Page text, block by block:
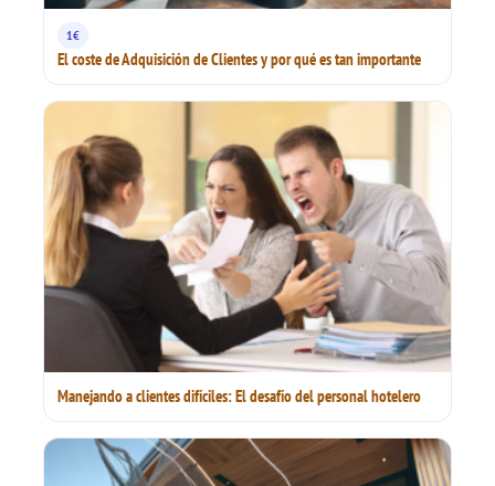
1€
El coste de Adquisición de Clientes y por qué es tan importante
Manejando a clientes difíciles: El desafío del personal hotelero